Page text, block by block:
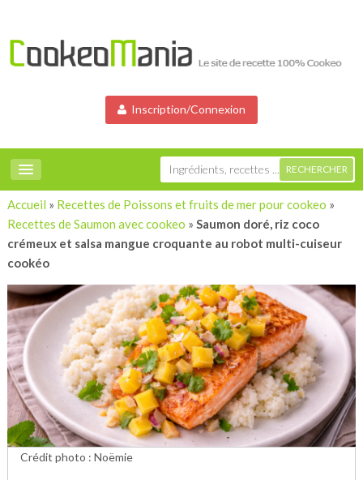
Inscription/Connexion
Accueil » Recettes de Poissons et fruits de mer pour cookeo »
Recettes de Saumon avec cookeo » Saumon doré, riz coco
crémeux et salsa mangue croquante au robot multi-cuiseur
cookéo
Crédit photo : Noëmie